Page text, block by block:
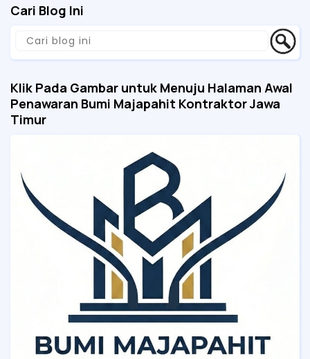
Cari Blog Ini
Klik Pada Gambar untuk Menuju Halaman Awal
Penawaran Bumi Majapahit Kontraktor Jawa
Timur